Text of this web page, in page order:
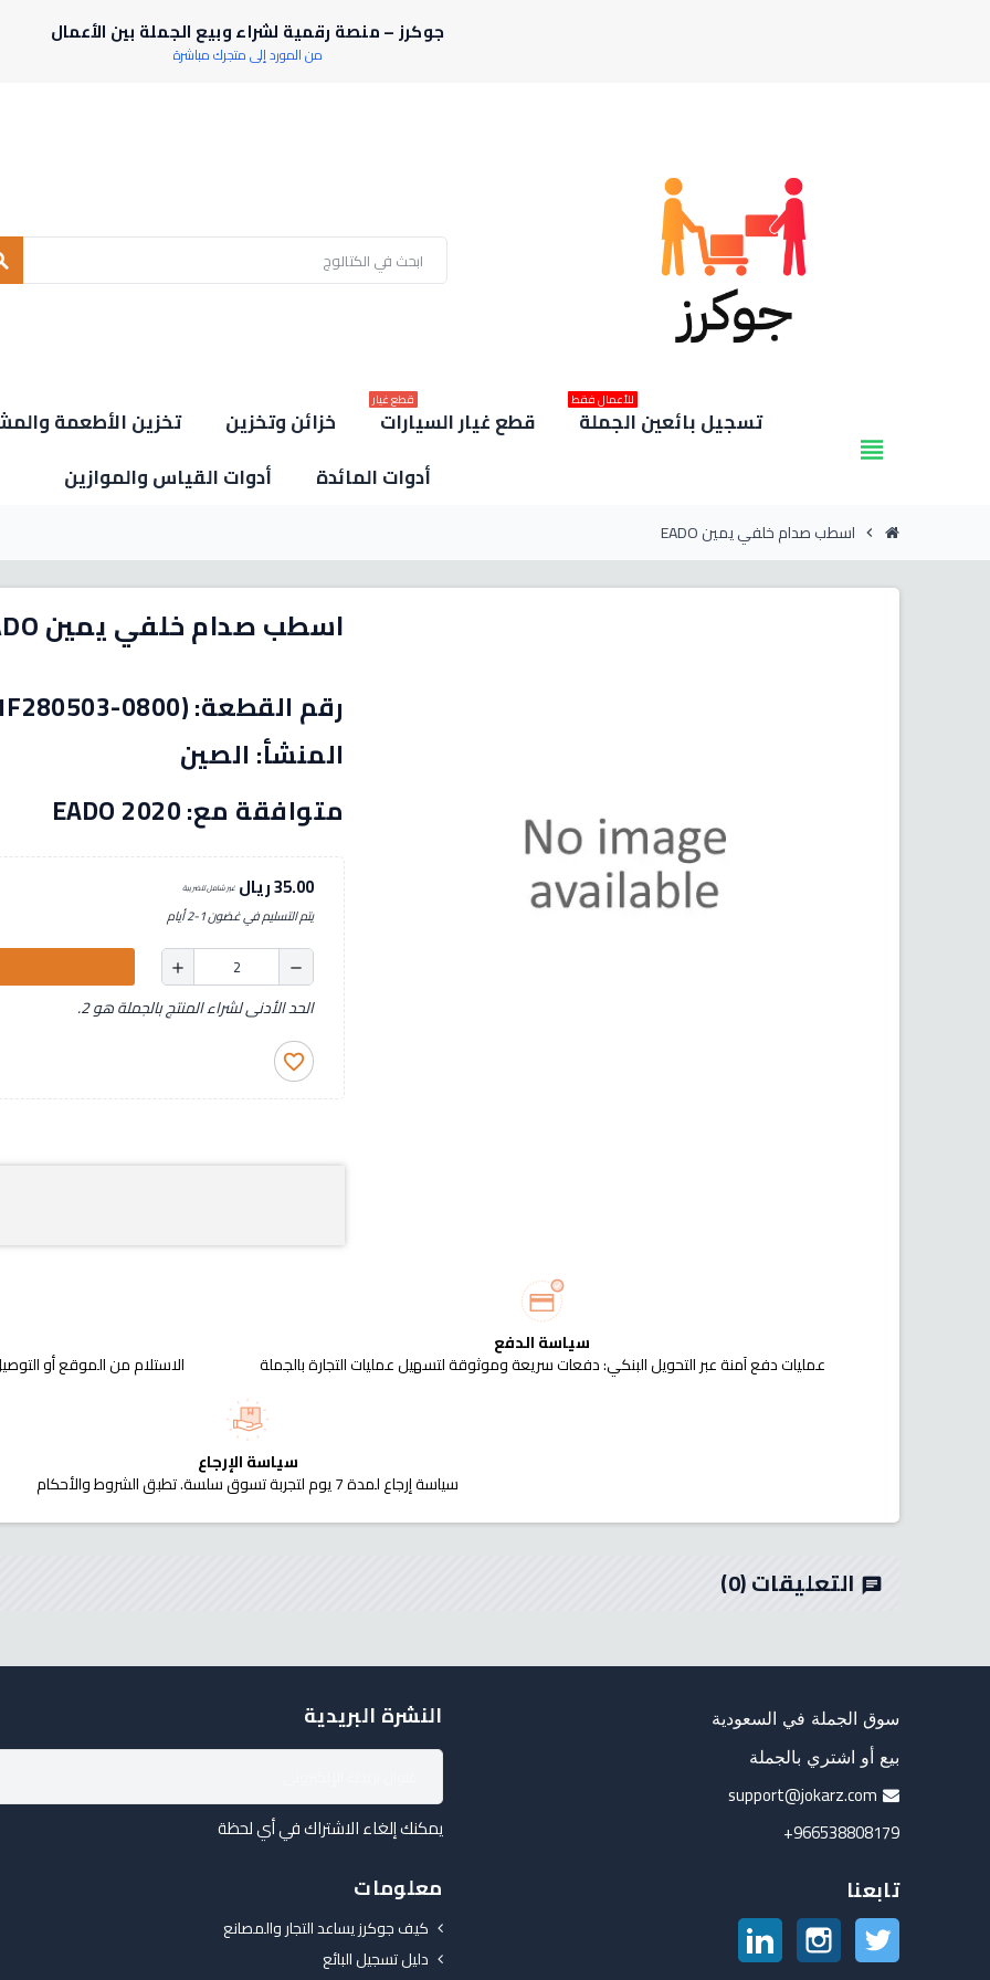
جوكرز – منصة رقمية لشراء وبيع الجملة بين الأعمال
من المورد إلى متجرك مباشرة
view_headline
تسجيل بائعين الجملة
للأعمال فقط
قطع غيار السيارات
قطع غيار
خزائن وتخزين تخزين الأطعمة
أدوات المائدة
أدوات القياس والموازين
chevron_right اسطب صدام خلفي يمين EADO
اسطب صدام خلفي يمين EADO
المنشأ: الصين
متوافقة مع: EADO 2020
35.00 ريال غير شامل للضريبة
يتم التسليم في غضون 1-2 أيام
remove
add
الحد الأدنى لشراء المنتج بالجملة هو 2.
favorite_border
سياسة الدفع
عمليات دفع آمنة عبر التحويل البنكي: دفعات سريعة وموثوقة لتسهيل عمليات التجارة بالجملة الاستلام من الموقع أو
سياسة الإرجاع
سياسة إرجاع لمدة 7 يوم لتجربة تسوق سلسة. تطبق الشروط والأحكام
chat التعليقات(0)
سوق الجملة في السعودية
بيع أو اشتري بالجملة
support@jokarz.com
966538808179+
تابعنا
تويتر انستغرام
النشرة البريدية
يمكنك إلغاء الاشتراك في أي لحظة
معلومات
كيف جوكرز يساعد التجار والمصانع
دليل تسجيل البائع